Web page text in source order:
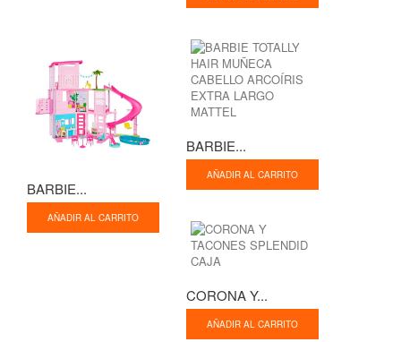
BARBIE...
AÑADIR AL CARRITO
BARBIE...
AÑADIR AL CARRITO
CORONA Y...
AÑADIR AL CARRITO